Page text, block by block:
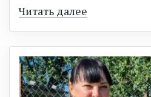
Читать далее